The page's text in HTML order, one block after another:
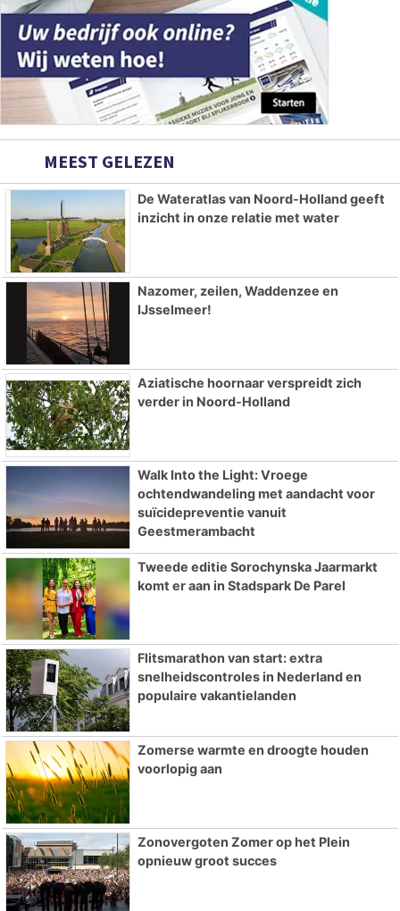
MEEST GELEZEN
De Wateratlas van Noord-Holland geeft
inzicht in onze relatie met water
Nazomer, zeilen, Waddenzee en
IJsselmeer!
Aziatische hoornaar verspreidt zich
verder in Noord-Holland
Walk Into the Light: Vroege
ochtendwandeling met aandacht voor
suïcidepreventie vanuit
Geestmerambacht
Tweede editie Sorochynska Jaarmarkt
komt er aan in Stadspark De Parel
Flitsmarathon van start: extra
snelheidscontroles in Nederland en
populaire vakantielanden
Zomerse warmte en droogte houden
voorlopig aan
Zonovergoten Zomer op het Plein
opnieuw groot succes